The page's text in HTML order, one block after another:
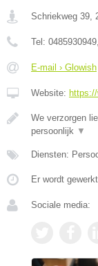
Schriekweg 39,
Tel: 0485930949
E-mail › Glowish
Website:
We verzorgen
persoonlijk ▼
Diensten:
Er wordt
Sociale media: